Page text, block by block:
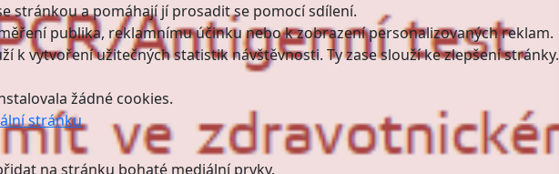
stránkou a pomáhají jí prosadit se pomocí sdílení.
publika, reklamnímu účinku nebo k zobrazení personalizovaných reklam.
k vytvoření užitečných statistik návštěvnosti. Ty zase slouží ke zlepšení stránky.
žádné cookies.
stránku
na stránku bohaté mediální prvky.